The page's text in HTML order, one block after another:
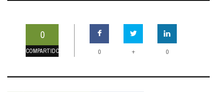
0
COMPARTIDOS 0 + 0